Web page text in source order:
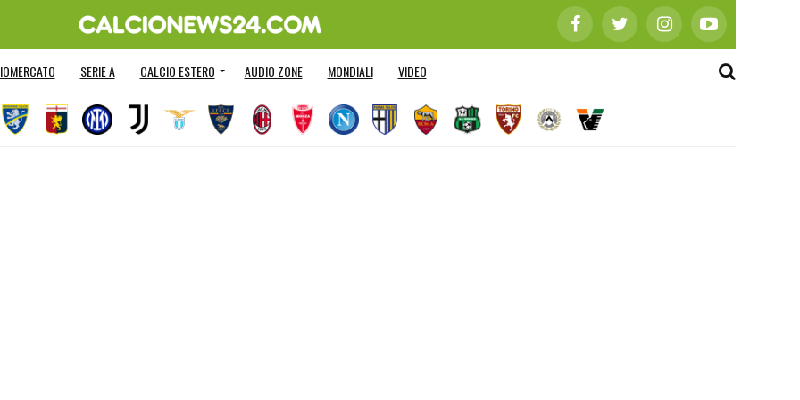
SERIE A CALCIO ESTERO AUDIO ZONE MONDIALI VIDEO